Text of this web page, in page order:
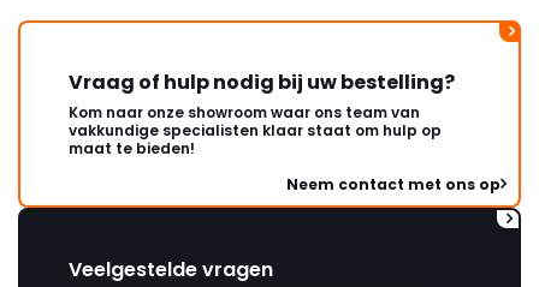
Vraag of hulp nodig bij uw bestelling?
Kom naar onze showroom waar ons team van
vakkundige specialisten klaar staat om hulp op
maat te bieden!
Neem contact met ons op
Veelgestelde vragen